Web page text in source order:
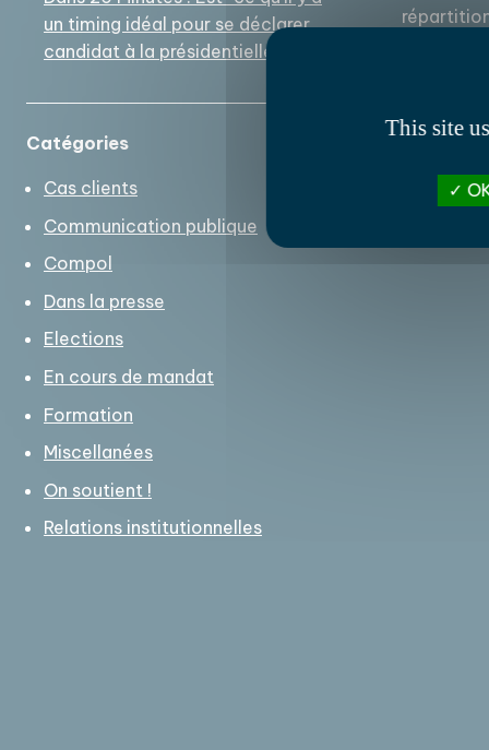
un timing idéal pour se déclarer
candidat à la présidentielle ?
Catégories
Cas clients
Communication publique
Compol
Dans la presse
Elections
En cours de mandat
Formation
Miscellanées
On soutient !
Relations institutionnelles
garder)
A lire en
This site